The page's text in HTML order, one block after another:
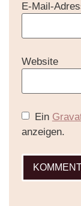
E-Mail-
Website
Ein
anzeigen.